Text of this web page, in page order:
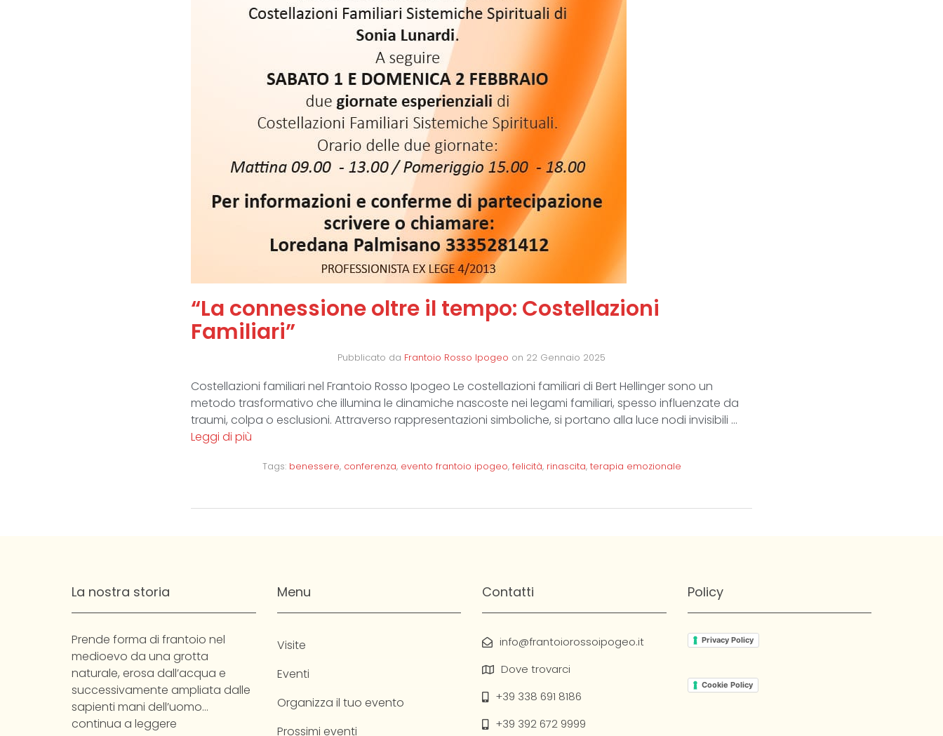
“La connessione oltre il tempo: Costellazioni
Familiari”
Pubblicato da Frantoio Rosso Ipogeo on 22 Gennaio 2025
Costellazioni familiari nel Frantoio Rosso Ipogeo Le costellazioni familiari di Bert Hellinger sono un
metodo trasformativo che illumina le dinamiche nascoste nei legami familiari, spesso influenzate da
traumi, colpa o esclusioni. Attraverso rappresentazioni simboliche, si portano alla luce nodi invisibili …
Leggi di più
Tags: benessere, conferenza, evento frantoio ipogeo, felicità, rinascita, terapia emozionale
La nostra storia
Prende forma di frantoio nel
medioevo da una grotta
naturale, erosa dall’acqua e
successivamente ampliata dalle
sapienti mani dell’uomo…
continua a leggere
Menu
Visite
Eventi
Organizza il tuo evento
Prossimi eventi
Contatti
info@frantoiorossoipogeo.it
Dove trovarci
+39 338 691 8186
+39 392 672 9999
Policy
Privacy Policy
Cookie Policy